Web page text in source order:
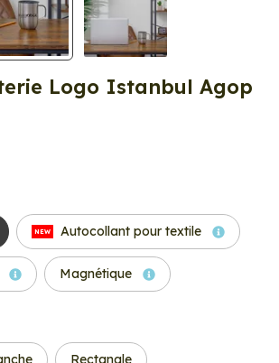
Logo Istanbul Agop
NEW Autocollant pour textile
Magnétique
Rectangle